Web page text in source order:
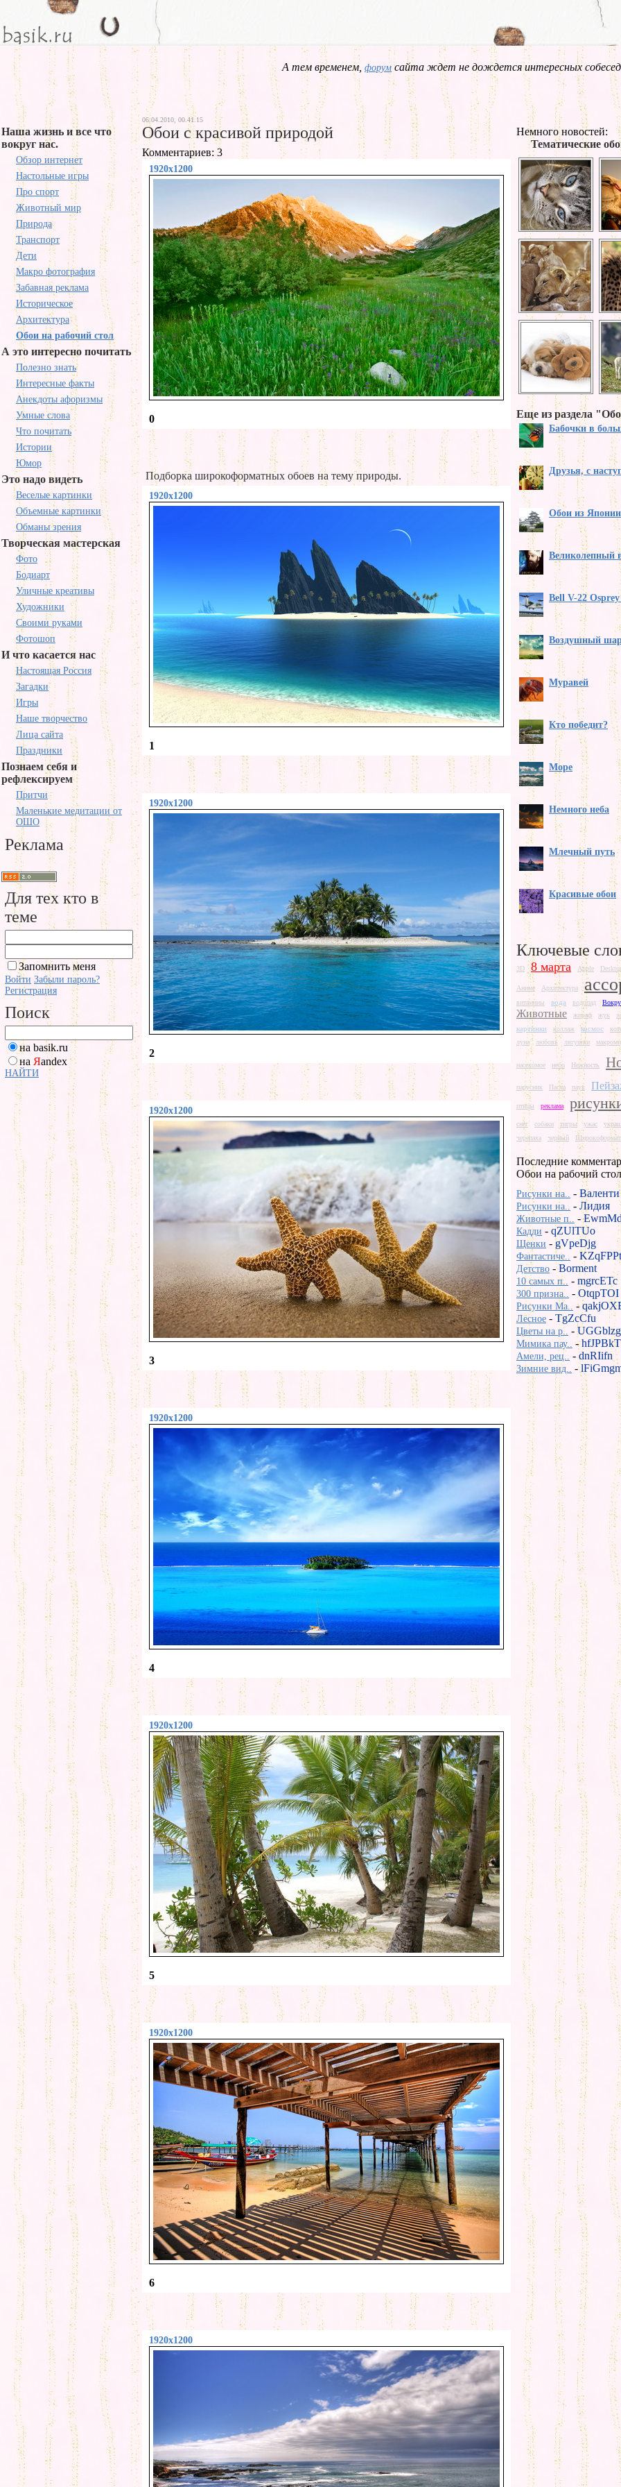
А тем временем, форум сайта ждет не дождется интересных
Наша жизнь и все что
вокруг нас.
Обзор интернет
Настольные игры
Про спорт
Животный мир
Природа
Транспорт
Дети
Макро фотография
Забавная реклама
Историческое
Архитектура
Обои на рабочий стол
А это интересно почитать
Полезно знать
Интересные факты
Анекдоты афоризмы
Умные слова
Что почитать
Истории
Юмор
Это надо видеть
Веселые картинки
Объемные картинки
Обманы зрения
Творческая мастерская
Фото
Бодиарт
Уличные креативы
Художники
Своими руками
Фотошоп
И что касается нас
Настоящая Россия
Загадки
Игры
Наше творчество
Лица сайта
Праздники
Познаем себя и
рефлексируем
Притчи
Маленькие медитации от
ОШО
Реклама
Для тех кто в
теме
Запомнить меня
Войти Забыли пароль?
Регистрация
Поиск
на basik.ru
на Яandex
НАЙТИ
06.04.2010, 00.41.15
Обои с красивой природой
Комментариев: 3
1920x1200
0
Подборка широкоформатных обоев на тему природы.
1920x1200
1
1920x1200
2
1920x1200
3
1920x1200
4
1920x1200
5
1920x1200
6
1920x1200
Немного новостей:
Тематические
Еще из раздела
Бабочки в
Друзья, с
Обои из Японии
Великолепный
Bell V-22
Воздушный
Муравей
Кто победит?
Море
Немного неба
Млечный путь
Красивые обои
Ключевые
3D 8 марта Apple
Аниме Архитектура
витамины вода водопад
Животные жираф жук
картинки коллаж космос
луна
любовь лягушки
насекомое небо Нежность
парусник Пасха паук
птицы реклама
снег собаки тигры ужас
черепаха
черный
Последние
Обои на рабочий стол
Рисунки на.. - Валенти
Рисунки на.. - Лидия
Животные п.. -
Кадди - qZUlTUo
Щенки - gVpeDjg
Фантастиче.. - KZqFPPt
Детство -Borment
10 самых п.. - mgrcETc
300 призна.. - OtqpTOI
Рисунки Ma.. -
Лесное - TgZcCfu
Цветы на р.. -UGGblzg
Мимика пау.. -hfJPBkT
Амели, рец.. -dnRIifn
Зимние вид.. -